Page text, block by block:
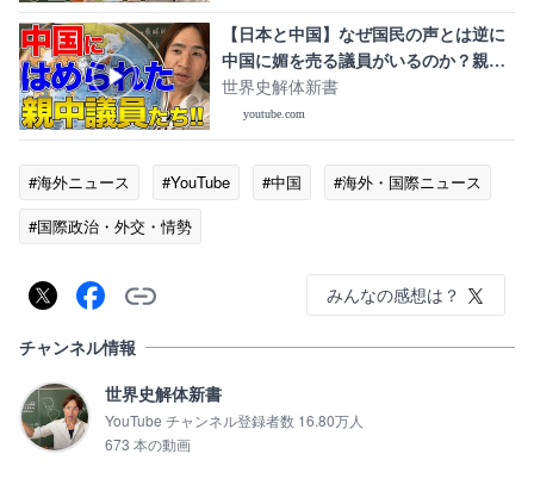
【日本と中国】なぜ国民の声とは逆に
中国に媚を売る議員がいるのか？親中
議員の真実！
世界史解体新書
youtube.com
#海外ニュース #YouTube #中国
#海外・国際ニュース
#国際政治・外交・情勢
みんなの感想は？
チャンネル情報
世界史解体新書
YouTube チャンネル登録者数 16.80万人
673 本の動画